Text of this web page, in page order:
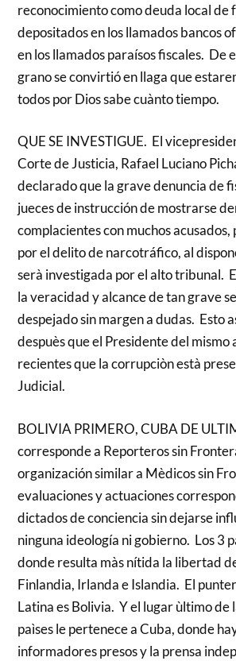
reconocimiento como deuda local de
depositados en los llamados bancos
en los llamados paraísos fiscales. De
grano se convirtió en llaga que
todos por Dios sabe cuànto tiempo.
QUE SE INVESTIGUE. El
Corte de Justicia, Rafael Luciano
declarado que la grave denuncia de
jueces de instrucción de mostrarse
complacientes con muchos
por el delito de narcotráfico, al
serà investigada por el alto tribunal.
la veracidad y alcance de tan grave
despejado sin margen a dudas. Esto
despuès que el Presidente del mismo
recientes que la corrupciòn està
Judicial.
BOLIVIA PRIMERO, CUBA DE
corresponde a Reporteros sin
organización similar a Mèdicos sin
evaluaciones y actuaciones
dictados de conciencia sin dejarse
ninguna ideología ni gobierno. Los 3
donde resulta màs nítida la libertad
Finlandia, Irlanda e Islandia. El
Latina es Bolivia. Y el lugar ùltimo de
paìses le pertenece a Cuba, donde
informadores presos y la prensa